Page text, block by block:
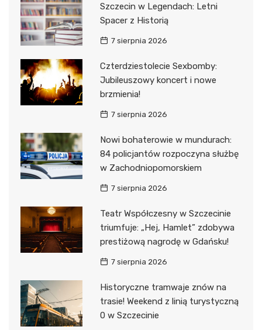
Szczecin w Legendach: Letni
Spacer z Historią
7 sierpnia 2026
Czterdziestolecie Sexbomby:
Jubileuszowy koncert i nowe
brzmienia!
7 sierpnia 2026
Nowi bohaterowie w mundurach:
84 policjantów rozpoczyna służbę
w Zachodniopomorskiem
7 sierpnia 2026
Teatr Współczesny w Szczecinie
triumfuje: „Hej, Hamlet” zdobywa
prestiżową nagrodę w Gdańsku!
7 sierpnia 2026
Historyczne tramwaje znów na
trasie! Weekend z linią turystyczną
0 w Szczecinie